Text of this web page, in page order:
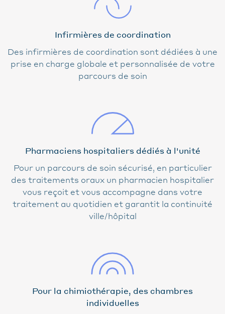
Infirmières de coordination
Des infirmières de coordination sont dédiées à une
prise en charge globale et personnalisée de votre
parcours de soin
Pharmaciens hospitaliers dédiés à l'unité
Pour un parcours de soin sécurisé, en particulier
des traitements oraux un pharmacien hospitalier
vous reçoit et vous accompagne dans votre
traitement au quotidien et garantit la continuité
ville/hôpital
Pour la chimiothérapie, des chambres
individuelles